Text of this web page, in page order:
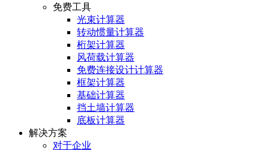
免费工具
光束计算器
转动惯量计算器
桁架计算器
风荷载计算器
免费连接设计计算器
框架计算器
基础计算器
挡土墙计算器
底板计算器
解决方案
对于企业